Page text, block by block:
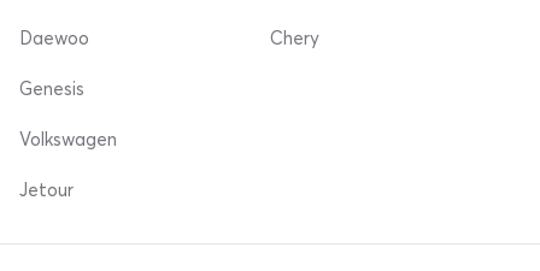
Daewoo Chery
Genesis
Volkswagen
Jetour